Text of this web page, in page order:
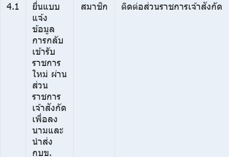
4.1
ยื่นแบบ
แจ้ง
ข้อมูล
การกลับ
เข้ารับ
ราชการ
ใหม่ ผ่าน
ส่วน
ราชการ
เจ้าสังกัด
เพื่อลง
นามและ
นำส่ง
กบข.
สมาชิก ติดต่อส่วนราชการเจ้าสังกัด